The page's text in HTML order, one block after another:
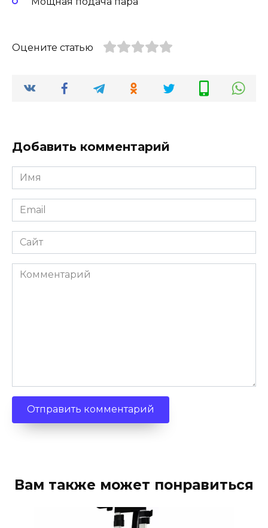
Оцените статью
Добавить комментарий
Имя
Email
Сайт
Комментарий
Вам также может понравиться